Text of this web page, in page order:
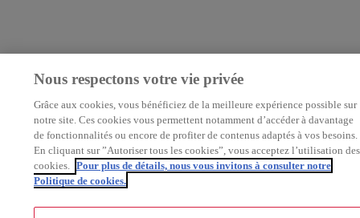
Nous respectons votre vie privée
Grâce aux cookies, vous bénéficiez de la meilleure expérience possible sur
notre site. Ces cookies vous permettent notamment d’accéder à davantage
de fonctionnalités ou encore de profiter de contenus adaptés à vos besoins.
En cliquant sur ”Autoriser tous les cookies”, vous acceptez l’utilisation des
cookies. Pour plus de détails, nous vous invitons à consulter notre
Politique de cookies.